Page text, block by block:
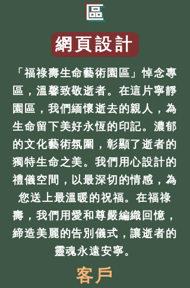
區
網頁設計
「福祿壽生命藝術園區」悼念專
區，溫馨致敬逝者。在這片寧靜
園區，我們緬懷逝去的親人，為
生命留下美好永恆的印記。濃郁
的文化藝術氛圍，彰顯了逝者的
獨特生命之美。我們用心設計的
禮儀空間，以最深切的情感，為
您送上最溫暖的祝福。在福祿
壽，我們用愛和尊嚴編織回憶，
締造美麗的告別儀式，讓逝者的
靈魂永遠安寧。
客戶